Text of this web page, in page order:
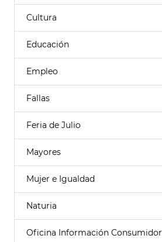
Cultura
Educación
Empleo
Fallas
Feria de Julio
Mayores
Mujer e Igualdad
Naturia
Oficina Información Consumidor